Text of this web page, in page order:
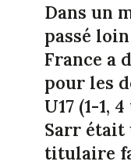
Dans un
passé
France a
pour les
U17 (1-1,
Sarr était
titulaire